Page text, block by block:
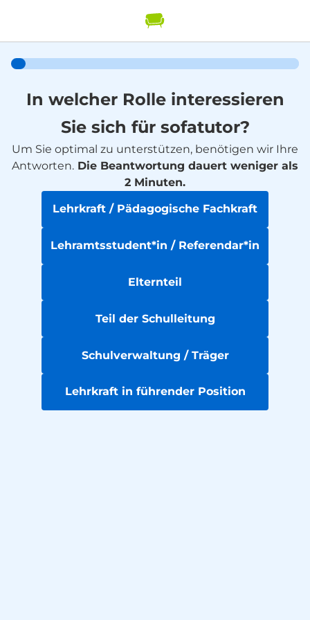
In welcher Rolle interessieren
Sie sich für sofatutor?
Um Sie optimal zu unterstützen, benötigen wir Ihre
Antworten. Die Beantwortung dauert weniger als
2 Minuten.
Lehrkraft / Pädagogische Fachkraft
Lehramtsstudent*in / Referendar*in
Elternteil
Teil der Schulleitung
Schulverwaltung / Träger
Lehrkraft in führender Position